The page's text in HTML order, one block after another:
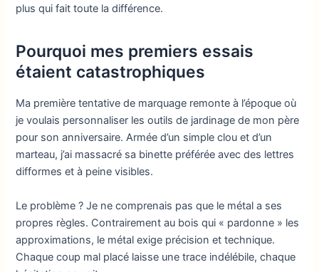
plus qui fait toute la différence.
Pourquoi mes premiers essais
étaient catastrophiques
Ma première tentative de marquage remonte à l’époque où
je voulais personnaliser les outils de jardinage de mon père
pour son anniversaire. Armée d’un simple clou et d’un
marteau, j’ai massacré sa binette préférée avec des lettres
difformes et à peine visibles.
Le problème ? Je ne comprenais pas que le métal a ses
propres règles. Contrairement au bois qui « pardonne » les
approximations, le métal exige précision et technique.
Chaque coup mal placé laisse une trace indélébile, chaque